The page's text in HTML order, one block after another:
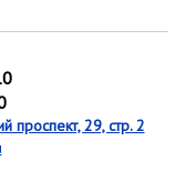
проспект, 29, стр. 2